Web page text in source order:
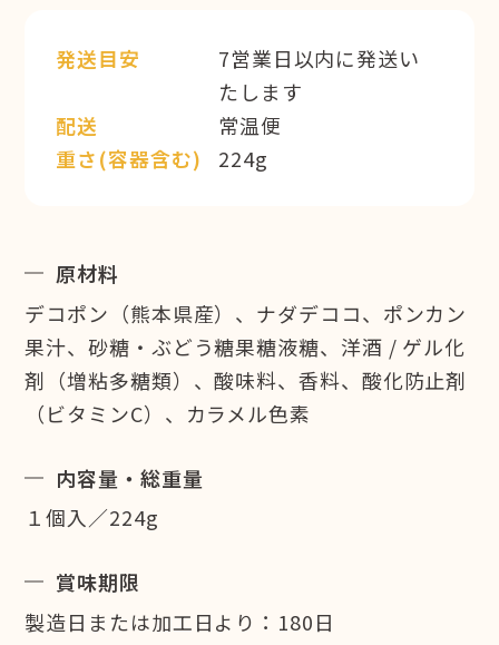
発送目安
7営業日以内に発送い
たします
配送
常温便
重さ(容器含む)
224g
原材料
デコポン（熊本県産）、ナダデココ、ポンカン
果汁、砂糖・ぶどう糖果糖液糖、洋酒 / ゲル化
剤（増粘多糖類）、酸味料、香料、酸化防止剤
（ビタミンC）、カラメル色素
内容量・総重量
１個入／224g
賞味期限
製造日または加工日より：180日